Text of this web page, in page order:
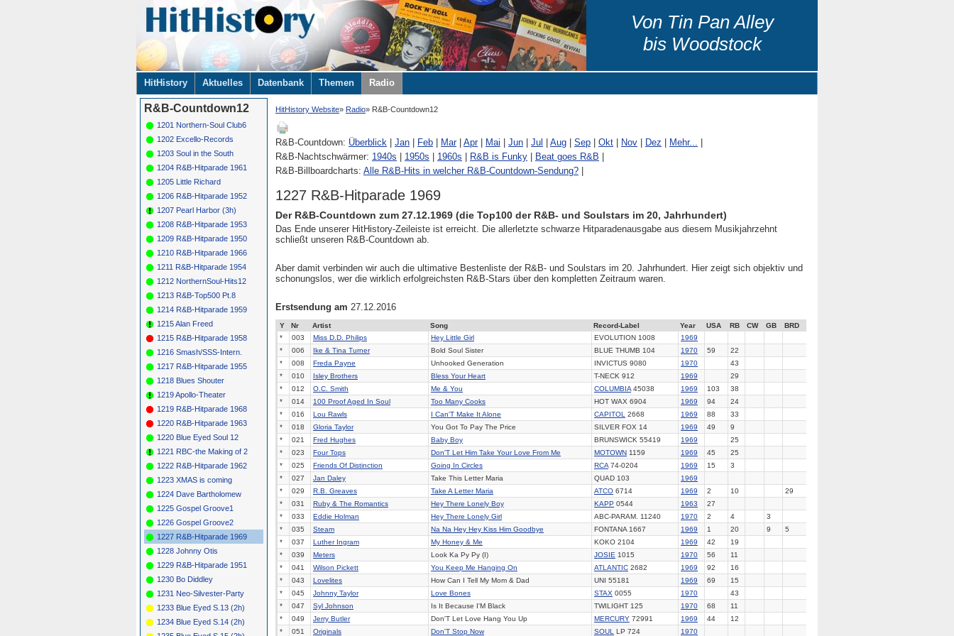
Von Tin Pan Alley
bis Woodstock
Navigation
überspringen
HitHistory Aktuelles Datenbank Themen Radio
HitHistory Website Radio R&B-Countdown12
R&B-Countdown: Überblick Jan Feb Mar| Apr| Mai Jun Jul Aug Sep Okt Nov Dez Mehr...
R&B-Nachtschwärmer: 1940s 1950s 1960s R&B is Funky Beat goes R&B
R&B-Billboardcharts: Alle R&B-Hits in welcher R&B-Countdown-Sendung?
1227 R&B-Hitparade 1969
Der R&B-Countdown zum 27.12.1969 (die Top100 der R&B- und Soulstars im 20, Jahrhundert)
Das Ende unserer HitHistory-Zeileiste ist erreicht. Die allerletzte schwarze Hitparadenausgabe aus diesem Musikjahrzehnt
schließt unseren R&B-Countdown ab.
Aber damit verbinden wir auch die ultimative Bestenliste der R&B- und Soulstars im 20. Jahrhundert. Hier zeigt sich objektiv und
schonungslos, wer die wirklich erfolgreichsten R&B-Stars über den kompletten Zeitraum waren.
Erstsendung am 27.12.2016
Y Nr Artist Song Record-Label Year USA RB CW GB
BRD
*
003 Miss D.D. Philips Hey Little Girl EVOLUTION 1008
1969
*
006 Ike & Tina Turner Bold Soul Sister BLUE THUMB 104 1970 59
22
*
008 Freda Payne Unhooked Generation INVICTUS 9080 1970
43
*
010 Isley Brothers Bless Your Heart T-NECK 912 1969
29
*
012 O.C. Smith Me & You COLUMBIA 45038 1969 103
38
*
014 100 Proof Aged In Soul Too Many Cooks HOT WAX 6904 1969 94
24
*
016 Lou Rawls I Can'T Make It Alone CAPITOL 2668 1969 88
33
*
018 Gloria Taylor You Got To Pay The Price SILVER FOX 14 1969 49
9
*
021 Fred Hughes Baby Boy BRUNSWICK 55419 1969
25
*
023 Four Tops Don'T Let Him Take Your Love From Me MOTOWN 1159 1969 45
25
*
025 Friends Of Distinction Going In Circles RCA 74-0204 1969 15
3
*
027 Jan Daley Take This Letter Maria QUAD 103
1969
*
029 R.B. Greaves Take A Letter Maria ATCO 6714 1969 2 10
29
*
031 Ruby & The Romantics Hey There Lonely Boy KAPP 0544 1963
27
*
033 Eddie Holman Hey There Lonely Girl ABC-PARAM. 11240 1970 2 4
3
*
035 Steam Na Na Hey Hey Kiss Him Goodbye FONTANA 1667 1969 1 20 9
5
*
037 Luther Ingram My Honey & Me KOKO 2104 1969 42
19
*
039 Meters Look Ka Py Py (I) JOSIE 1015 1970 56
11
*
041 Wilson Pickett You Keep Me Hanging On ATLANTIC 2682 1969 92
16
*
043 Lovelites How Can I Tell My Mom & Dad UNI 55181 1969 69
15
*
045 Johnny Taylor Love Bones STAX 0055 1970
43
*
047 Syl Johnson Is It Because I'M Black TWILIGHT 125 1970 68
11
*
049 Jerry Butler Don'T Let Love Hang You Up MERCURY 72991 1969 44
12
*
051 Originals Don'T Stop Now SOUL LP 724 1970
R&B-Countdown12
1201 Northern-Soul Club6
1202 Excello-Records
1203 Soul in the South
1204 R&B-Hitparade 1961
1205 Little Richard
1206 R&B-Hitparade 1952
1207 Pearl Harbor (3h)
1208 R&B-Hitparade 1953
1209 R&B-Hitparade 1950
1210 R&B-Hitparade 1966
1211 R&B-Hitparade 1954
1212 NorthernSoul-Hits12
1213 R&B-Top500 Pt.8
1214 R&B-Hitparade 1959
1215 Alan Freed
1215 R&B-Hitparade 1958
1216 Smash/SSS-Intern.
1217 R&B-Hitparade 1955
1218 Blues Shouter
1219 Apollo-Theater
1219 R&B-Hitparade 1968
1220 R&B-Hitparade 1963
1220 Blue Eyed Soul 12
1221 RBC-the Making of 2
1222 R&B-Hitparade 1962
1223 XMAS is coming
1224 Dave Bartholomew
1225 Gospel Groove1
1226 Gospel Groove2
1227 R&B-Hitparade 1969
1228 Johnny Otis
1229 R&B-Hitparade 1951
1230 Bo Diddley
1231 Neo-Silvester-Party
1233 Blue Eyed S.13 (2h)
1234 Blue Eyed S.14 (2h)